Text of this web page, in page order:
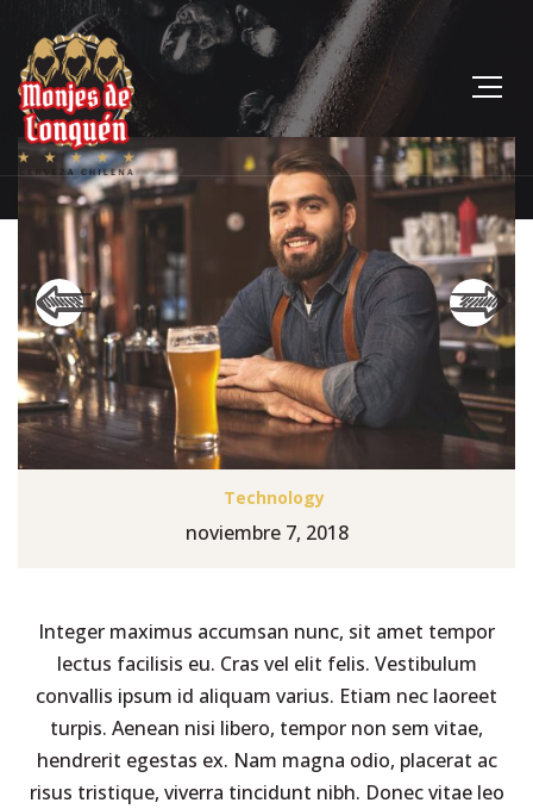
Technology
noviembre 7, 2018
Integer maximus accumsan nunc, sit amet tempor
lectus facilisis eu. Cras vel elit felis. Vestibulum
convallis ipsum id aliquam varius. Etiam nec laoreet
turpis. Aenean nisi libero, tempor non sem vitae,
hendrerit egestas ex. Nam magna odio, placerat ac
risus tristique, viverra tincidunt nibh. Donec vitae leo